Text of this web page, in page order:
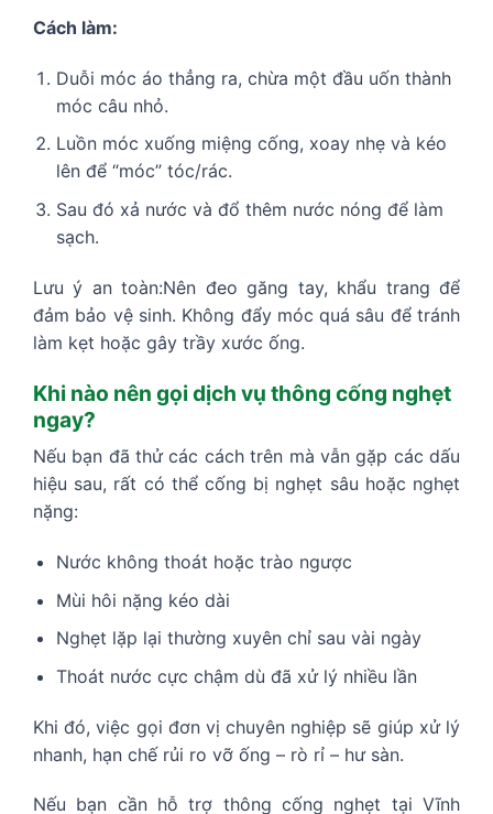
Cách làm:
Duỗi móc áo thẳng ra, chừa một đầu uốn thành
móc câu nhỏ.
Luồn móc xuống miệng cống, xoay nhẹ và kéo
lên để “móc” tóc/rác.
Sau đó xả nước và đổ thêm nước nóng để làm
sạch.
Lưu ý an toàn:Nên đeo găng tay, khẩu trang để
đảm bảo vệ sinh. Không đẩy móc quá sâu để tránh
làm kẹt hoặc gây trầy xước ống.
Khi nào nên gọi dịch vụ thông cống nghẹt
ngay?
Nếu bạn đã thử các cách trên mà vẫn gặp các dấu
hiệu sau, rất có thể cống bị nghẹt sâu hoặc nghẹt
nặng:
Nước không thoát hoặc trào ngược
Mùi hôi nặng kéo dài
Nghẹt lặp lại thường xuyên chỉ sau vài ngày
Thoát nước cực chậm dù đã xử lý nhiều lần
Khi đó, việc gọi đơn vị chuyên nghiệp sẽ giúp xử lý
nhanh, hạn chế rủi ro vỡ ống – rò rỉ – hư sàn.
Nếu bạn cần hỗ trợ thông cống nghẹt tại Vĩnh